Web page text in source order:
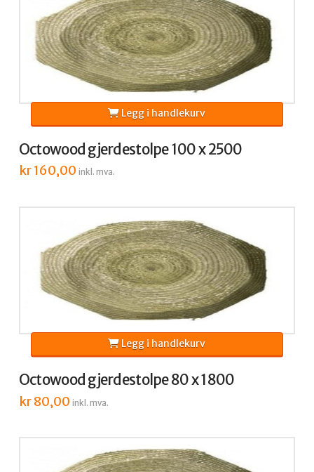
Octowood gjerdestolpe 100 x 2500
kr160,00 inkl. mva.
Legg i handlekurv
Octowood gjerdestolpe 80 x 1800
kr80,00 inkl. mva.
Legg i handlekurv